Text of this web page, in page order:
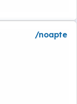
/noapte